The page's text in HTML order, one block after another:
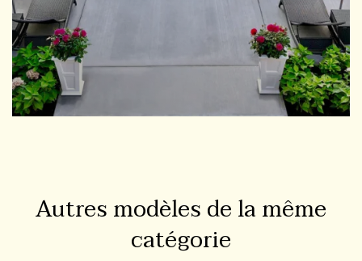
Autres modèles de la même
catégorie